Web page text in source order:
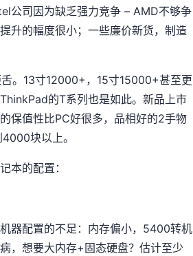
公司因为缺乏强力竞争 – AMD不够争
升的幅度很小；一些廉价新货，制造
。13寸12000+，15寸15000+甚至更
的T系列也是如此。新品上市
保值性比PC好很多，品相好的2手物
块以上。
本的配置：
器配置的不足：内存偏小，5400转机
，想要大内存+固态硬盘？估计至少